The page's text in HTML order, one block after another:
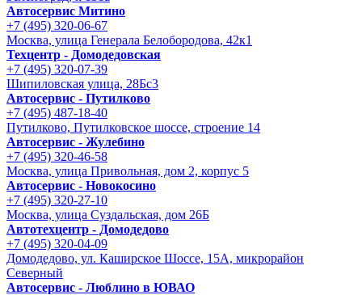
Автосервис Митино
+7 (495) 320-06-67
Москва, улица Генерала Белобородова, 42к1
Техцентр - Домодедовская
+7 (495) 320-07-39
Шипиловская улица, 28Бс3
Автосервис - Путилково
+7 (495) 487-18-40
Путилково, Путилковское шоссе, строение 14
Автосервис - Жулебино
+7 (495) 320-46-58
Москва, улица Привольная, дом 2, корпус 5
Автосервис - Новокосино
+7 (495) 320-27-10
Москва, улица Суздальская, дом 26Б
Автотехцентр - Домодедово
+7 (495) 320-04-09
Домодедово, ул. Каширское Шоссе, 15А, микрорайон
Северный
Автосервис - Люблино в ЮВАО